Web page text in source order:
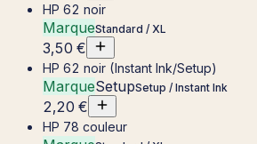
HP 62 noir
MarqueStandard / XL
3,50 €
HP 62 noir (Instant Ink/Setup)
MarqueSetupSetup / Instant Ink
2,20 €
HP 78 couleur